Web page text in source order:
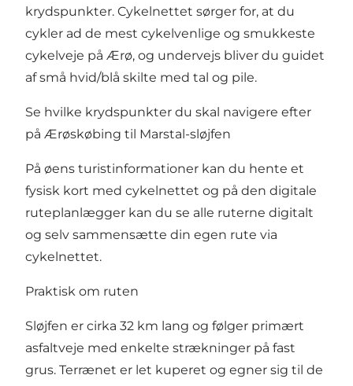
krydspunkter. Cykelnettet sørger for, at du
cykler ad de mest cykelvenlige og smukkeste
cykelveje på Ærø, og undervejs bliver du guidet
af små hvid/blå skilte med tal og pile.
Se hvilke krydspunkter du skal navigere efter
på Ærøskøbing til Marstal-sløjfen
På øens turistinformationer kan du hente et
fysisk kort med cykelnettet og på den digitale
ruteplanlægger kan du se alle ruterne digitalt
og selv sammensætte din egen rute via
cykelnettet.
Praktisk om ruten
Sløjfen er cirka 32 km lang og følger primært
asfaltveje med enkelte strækninger på fast
grus. Terrænet er let kuperet og egner sig til de